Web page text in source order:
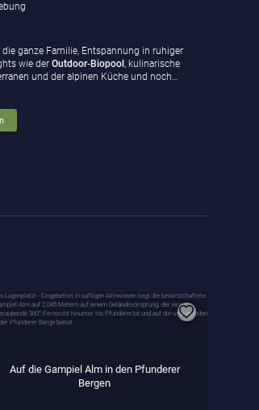
ganze Familie, Entspannung in ruhiger
wie der Outdoor-Biopool , kulinarische
und der alpinen Küche und noch…
Auf die Gampiel Alm in den Pfunderer
Bergen